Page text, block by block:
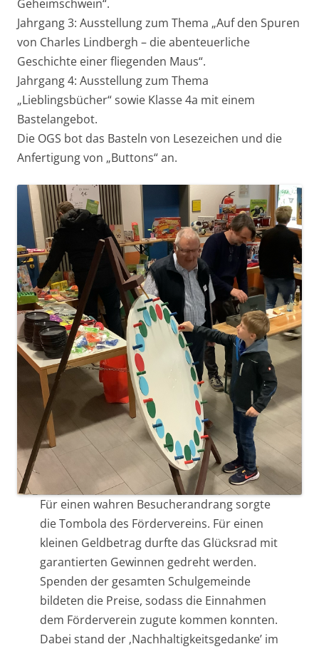
Geheimschwein“.
Jahrgang 3: Ausstellung zum Thema „Auf den Spuren
von Charles Lindbergh – die abenteuerliche
Geschichte einer fliegenden Maus“.
Jahrgang 4: Ausstellung zum Thema
„Lieblingsbücher“ sowie Klasse 4a mit einem
Bastelangebot.
Die OGS bot das Basteln von Lesezeichen und die
Anfertigung von „Buttons“ an.
Für einen wahren Besucherandrang sorgte
die Tombola des Fördervereins. Für einen
kleinen Geldbetrag durfte das Glücksrad mit
garantierten Gewinnen gedreht werden.
Spenden der gesamten Schulgemeinde
bildeten die Preise, sodass die Einnahmen
dem Förderverein zugute kommen konnten.
Dabei stand der ‚Nachhaltigkeitsgedanke’ im